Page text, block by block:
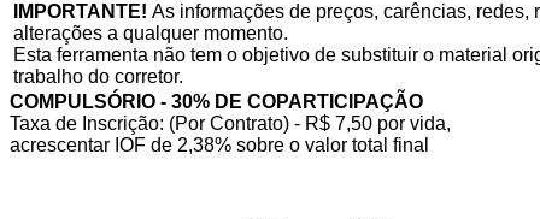
IMPORTANTE! As informações de preços, carências,
alterações a qualquer momento.
Esta ferramenta não tem o objetivo de substituir o material
trabalho do corretor.
COMPULSÓRIO - 30% DE COPARTICIPAÇÃO
Taxa de Inscrição: (Por Contrato) - R$ 7,50 por vida,
acrescentar IOF de 2,38% sobre o valor total final